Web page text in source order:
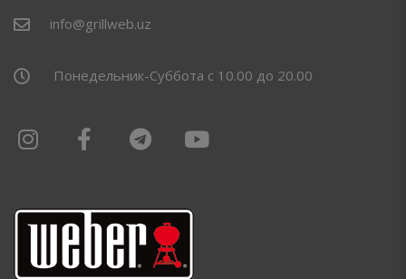
info@grillweb.uz
Понедельник-Суббота с 10.00 до 20.00